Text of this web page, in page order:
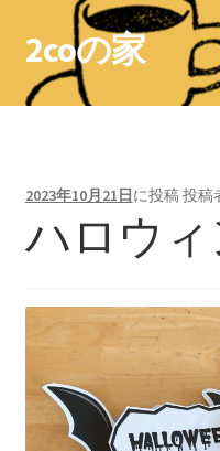
ナ
ビ
ゲ
ン
へ
ッ
コ
ン
テ
ス
キ
2coの家
ホーム
お気に入りショップ
布ナプキン〜洗濯方法
布ライナー
2023年10月21日に投稿投稿
ハロウ